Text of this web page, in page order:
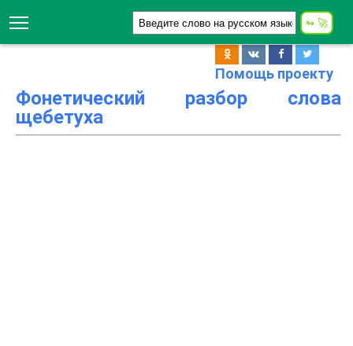
Помощь проекту
Фонетический разбор слова
щебетуха